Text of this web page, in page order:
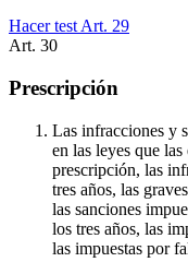
Hacer test Art. 29
Art. 30
Prescripción
Las infracciones y
en las leyes que
prescripción, las
tres años, las
las sanciones
los tres años, las
las impuestas por